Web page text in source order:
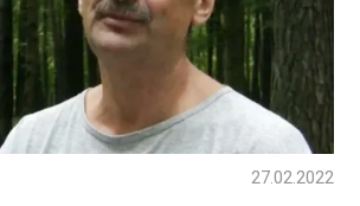
27.02.2022